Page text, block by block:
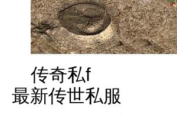
传奇私f
最新传世私服